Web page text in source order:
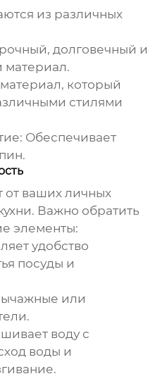
из различных
долговечный и
материал.
который
стилями
Обеспечивает
от ваших личных
Важно обратить
элементы:
удобство
посуды и
или
воду с
воды и